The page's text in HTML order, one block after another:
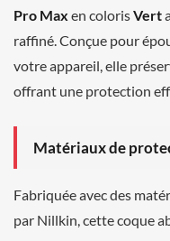
Pro Max en colorisVert
raffiné. Conçue pour
votre appareil, elle
offrant une protection
Matériaux de
Fabriquée avec des
par Nillkin, cette coque